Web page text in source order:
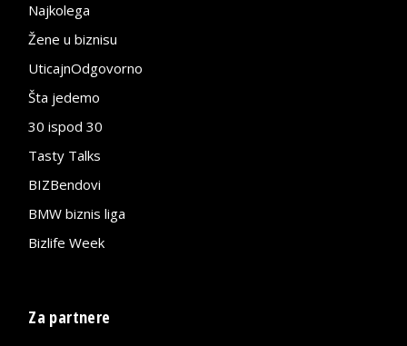
Najkolega
Žene u biznisu
UticajnOdgovorno
Šta jedemo
30 ispod 30
Tasty Talks
BIZBendovi
BMW biznis liga
Bizlife Week
Za partnere